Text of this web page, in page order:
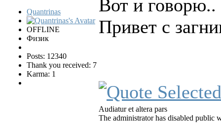
Quantrinas
OFFLINE
Физик
Posts: 12340
Thank you received: 7
Karma: 1
Вот и говорю..
Привет с
Audiatur et altera pars
The administrator has disabled public